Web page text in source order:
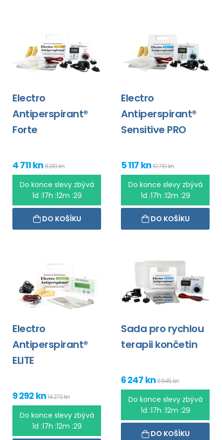
Electro
Antiperspirant®
Forte
4 711 kn8 319 kn
Do konce slevy zbývá
1d :17h :12m :28
DO KOŠÍKU
Electro
Antiperspirant®
Sensitive PRO
5 117 kn10 710 kn
Do konce slevy zbývá
1d :17h :12m :28
DO KOŠÍKU
Electro
Antiperspirant®
ELITE
9 292 kn14 272 kn
Do konce slevy zbývá
1d :17h :12m :28
Sada pro rychlou
terapii končetin
6 247 kn11 645 kn
Do konce slevy zbývá
1d :17h :12m :28
DO KOŠÍKU